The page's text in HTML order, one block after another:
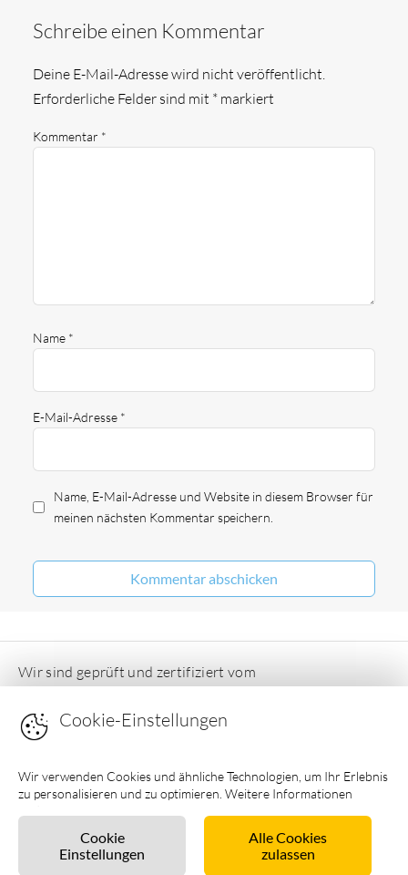
Schreibe einen Kommentar
Deine E-Mail-Adresse wird nicht veröffentlicht.
Erforderliche Felder sind mit * markiert
Kommentar *
Name *
E-Mail-Adresse *
Name, E-Mail-Adresse und Website in diesem Browser für
meinen nächsten Kommentar speichern.
Wir sind geprüft und zertifiziert vom
Cookie-Einstellungen
Wir verwenden Cookies und ähnliche Technologien, um Ihr Erlebnis
zu personalisieren und zu optimieren. Weitere Informationen
Cookie
Einstellungen
Alle Cookies
zulassen